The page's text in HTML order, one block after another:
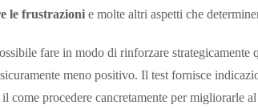
le frustrazioni e molte altri aspetti che
fare in modo di rinforzare strategicamente
meno positivo. Il test fornisce
come procedere cancretamente per migliorarle